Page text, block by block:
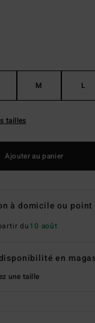
M L
tailles
Ajouter au panier
à domicile ou
du10 août
en
une taille